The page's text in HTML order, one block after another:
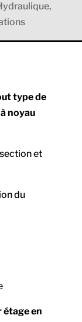
type de
noyau
et
du
étage en